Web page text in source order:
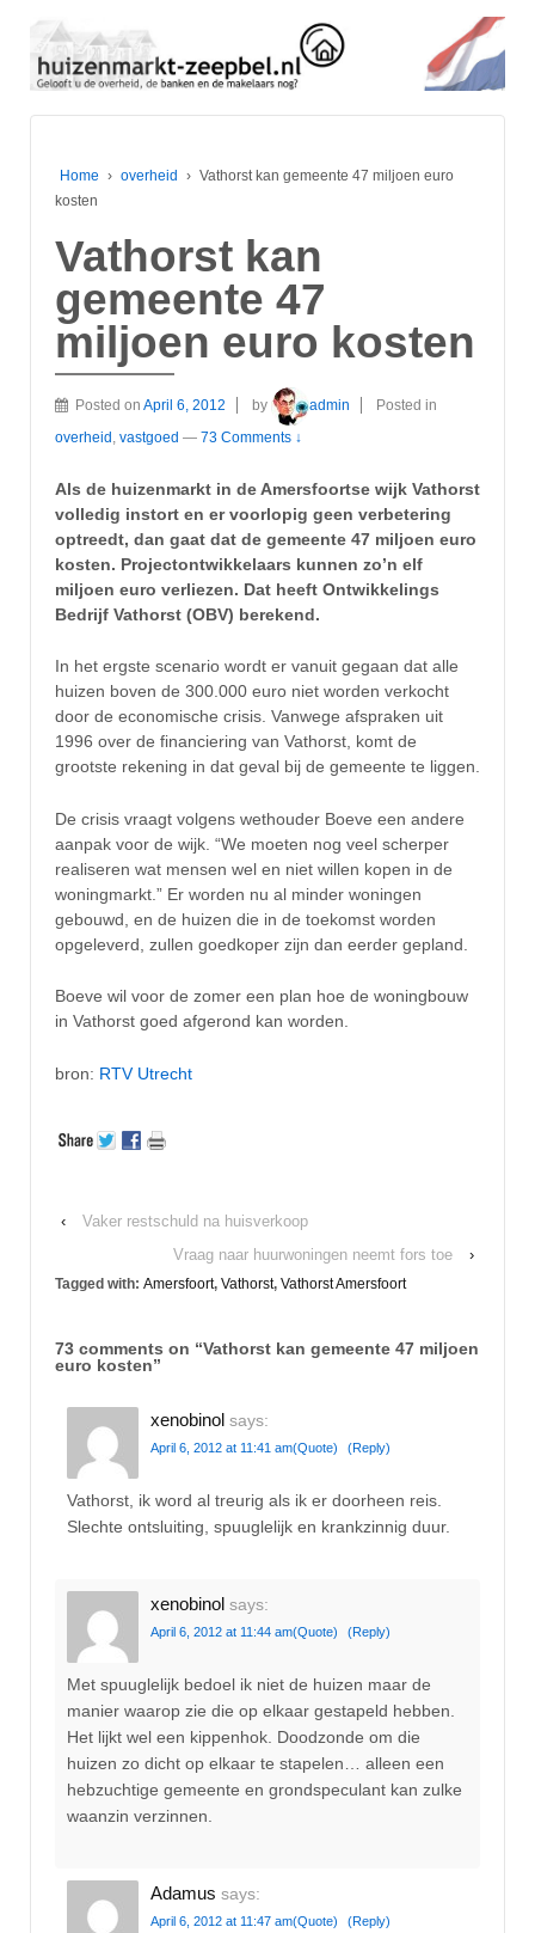
Home › overheid › Vathorst kan gemeente 47 miljoen euro
kosten
Vathorst kan
gemeente 47
miljoen euro kosten
Posted on April 6, 2012 by admin
Posted in
overheid vastgoed — 73 Comments ↓
Als de huizenmarkt in de Amersfoortse wijk Vathorst
volledig instort en er voorlopig geen verbetering
optreedt, dan gaat dat de gemeente 47 miljoen euro
kosten. Projectontwikkelaars kunnen zo’n elf
miljoen euro verliezen. Dat heeft Ontwikkelings
Bedrijf Vathorst (OBV) berekend.
In het ergste scenario wordt er vanuit gegaan dat alle
huizen boven de 300.000 euro niet worden verkocht
door de economische crisis. Vanwege afspraken uit
1996 over de financiering van Vathorst, komt de
grootste rekening in dat geval bij de gemeente te liggen.
De crisis vraagt volgens wethouder Boeve een andere
aanpak voor de wijk. “We moeten nog veel scherper
realiseren wat mensen wel en niet willen kopen in de
woningmarkt.” Er worden nu al minder woningen
gebouwd, en de huizen die in de toekomst worden
opgeleverd, zullen goedkoper zijn dan eerder gepland.
Boeve wil voor de zomer een plan hoe de woningbouw
in Vathorst goed afgerond kan worden.
bron: RTV Utrecht
‹
Vaker restschuld na huisverkoop
Vraag naar huurwoningen neemt fors toe
›
Tagged with: Amersfoort, Vathorst, Vathorst Amersfoort
73 comments on “Vathorst kan gemeente 47 miljoen
euro kosten”
xenobinol says:
April 6, 2012 at 11:41 am(Quote) (Reply)
Vathorst, ik word al treurig als ik er doorheen reis.
Slechte ontsluiting, spuuglelijk en krankzinnig duur.
xenobinol says:
April 6, 2012 at 11:44 am(Quote) (Reply)
Met spuuglelijk bedoel ik niet de huizen maar de
manier waarop zie die op elkaar gestapeld hebben.
Het lijkt wel een kippenhok. Doodzonde om die
huizen zo dicht op elkaar te stapelen… alleen een
hebzuchtige gemeente en grondspeculant kan zulke
waanzin verzinnen.
Adamus says:
April 6, 2012 at 11:47 am(Quote) (Reply)